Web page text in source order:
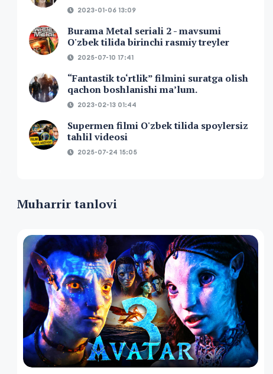
2023-01-06 13:09
Burama Metal seriali 2 - mavsumi
O'zbek tilida birinchi rasmiy treyler
2025-07-10 17:41
“Fantastik to‘rtlik” filmini suratga olish
qachon boshlanishi ma’lum.
2023-02-13 01:44
Supermen filmi O'zbek tilida spoylersiz
tahlil videosi
2025-07-24 15:05
Muharrir tanlovi